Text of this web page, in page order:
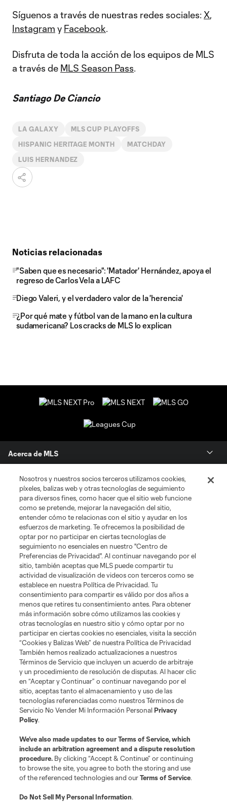
Síguenos a través de nuestras redes sociales: X,
Instagram y Facebook.
Disfruta de toda la acción de los equipos de MLS
a través de MLS Season Pass.
Santiago De Ciancio
LA GALAXY MLS CUP PLAYOFFS
HISPANIC HERITAGE MONTH MATCHDAY
LUIS HERNANDEZ
Noticias relacionadas
"Saben que es necesario": 'Matador' Hernández, apoya el
regreso de Carlos Vela a LAFC
Diego Valeri, y el verdadero valor de la 'herencia'
¿Por qué mate y fútbol van de la mano en la cultura
sudamericana? Los cracks de MLS lo explican
Acerca de MLS
Social
Tienda
Club Sites
Términos de servicio Política de privacidad
No vender mi información
Cookies Settings
©2026 MLS. El nombre y escudo de la Major League Soccer y MLS son
marcas registradas de League Soccer, L.L.C. (“MLS”). Los nombres y logos
de los equipos de la MLS están registrados y son marcas bajo ley común
de la MLS o son usadas con el permiso de sus propietarios. Uso
desautorizado está prohibido.
Nosotros y nuestros socios terceros utilizamos cookies,
píxeles, balizas web y otras tecnologías de seguimiento
para diversos fines, como hacer que el sitio web funcione
como se pretende, mejorar la navegación del sitio,
entender cómo te relacionas con el sitio y ayudar en los
esfuerzos de marketing. Te ofrecemos la posibilidad de
optar por no participar en ciertas tecnologías de
seguimiento no esenciales en nuestro "Centro de
Preferencias de Privacidad". Al continuar navegando por el
sitio, también aceptas que MLS puede compartir tu
actividad de visualización de videos con terceros como se
establece en nuestra Política de Privacidad. Tu
consentimiento para compartir es válido por dos años a
menos que retires tu consentimiento antes. Para obtener
más información sobre cómo utilizamos las cookies y
otras tecnologías en nuestro sitio y cómo optar por no
participar en ciertas cookies no esenciales, visita la sección
“Cookies y Balizas Web” de nuestra Política de Privacidad
También hemos realizado actualizaciones a nuestros
Términos de Servicio que incluyen un acuerdo de arbitraje
y un procedimiento de resolución de disputas. Al hacer clic
en “Aceptar y Continuar” o continuar navegando por el
sitio, aceptas tanto el almacenamiento y uso de las
tecnologías referenciadas como nuestros Términos de
Servicio No Vender Mi Información PersonalPrivacy
Policy.
We’ve also made updates to ourTerms of Service, which
include an arbitration agreement and a dispute resolution
procedure. By clicking “Accept & Continue” or continuing
to browse the site, you agree to both the storing and use
of the referenced technologies and ourTerms of Service.
Do Not Sell My Personal Information.